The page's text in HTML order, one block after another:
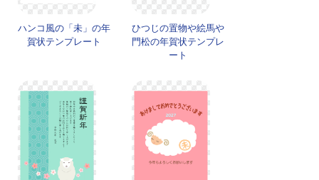
ハンコ風の「未」の年
賀状テンプレート
ひつじの置物や絵馬や
門松の年賀状テンプレ
ート